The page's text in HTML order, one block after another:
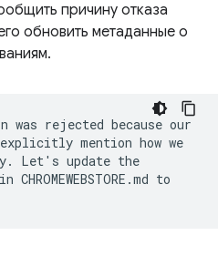
причину отказа
обновить метаданные о
was rejected because our
mention how we
Let's update the
to